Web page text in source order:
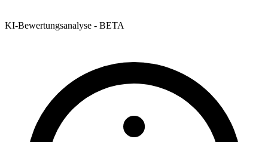
KI-Bewertungsanalyse - BETA